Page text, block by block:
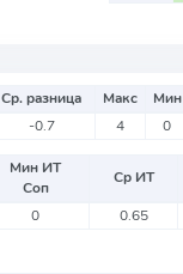
Ср. разница Макс Мин
-0.7 4 0
Мин ИТ
Соп
Ср ИТ
0 0.65